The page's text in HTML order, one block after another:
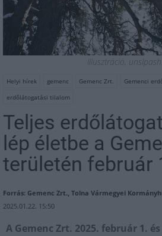
Illusztráció,
Helyi hírek gemenc Gemenc Zrt. Gemenci
erdőlátogatási tilalom
Teljes
lép életbe a
területén február
Forrás: Gemenc Zrt., Tolna Vármegyei
2025.01.22. 15:50
A Gemenc Zrt. 2025. február 1.